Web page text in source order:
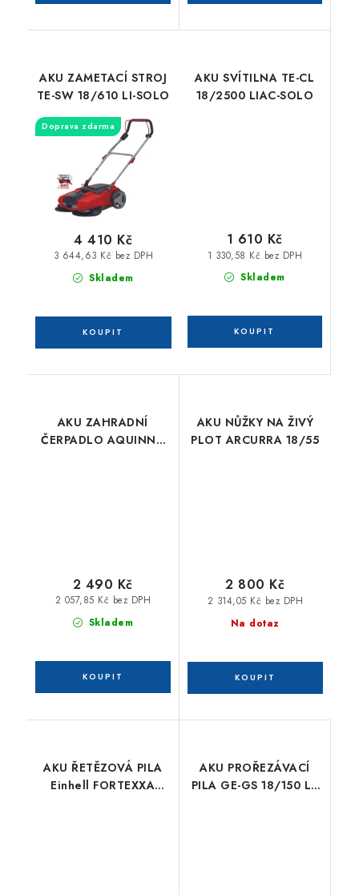
AKU ZAMETACÍ STROJ
TE-SW 18/610 LI-SOLO
Doprava zdarma
Skladem
3 644,63 Kč bez DPH
4 410 Kč
AKU SVÍTILNA TE-CL
18/2500 LIAC-SOLO
Skladem
1 330,58 Kč bez DPH
1 610 Kč
AKU ZAHRADNÍ
ČERPADLO AQUINNA
Skladem
2 057,85 Kč bez DPH
2 490 Kč
AKU NŮŽKY NA ŽIVÝ
PLOT ARCURRA 18/55
Na dotaz
2 314,05 Kč bez DPH
2 800 Kč
AKU ŘETĚZOVÁ PILA
Einhell FORTEXXA
AKU PROŘEZÁVACÍ
PILA GE-GS 18/150 LI-